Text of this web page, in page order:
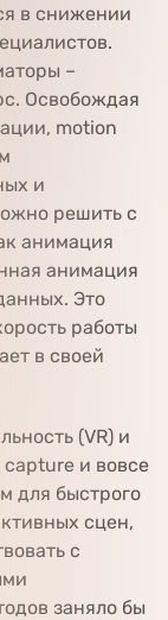
в снижении
–
Освобождая
motion
и
решить с
анимация
анимация
Это
работы
в своей
(VR) и
capture и вовсе
для быстрого
сцен,
с
заняло бы